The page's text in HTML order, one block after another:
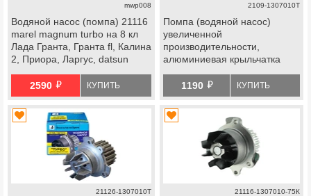
mwp008
Водяной насос (помпа) 21116
marel magnum turbo на 8 кл
Лада Гранта, Гранта fl, Калина
2, Приора, Ларгус, datsun
2590 й КУПИТЬ
2109-1307010Т
Помпа (водяной насос)
увеличенной
производительности,
алюминиевая крыльчатка
на ВАЗ 2108-2115, Калина,
Гранта, Ока 8кл
1190 й КУПИТЬ
21126-1307010Т 21116-1307010-75К